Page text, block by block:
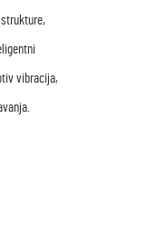
vibracija,